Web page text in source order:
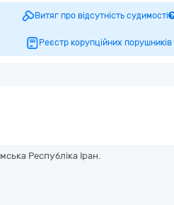
Витяг про відсутність судимості
Реєстр корупційних порушників
Республіка Іран.